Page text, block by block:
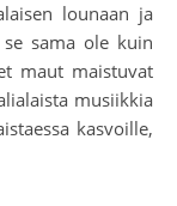
lounaan ja
sama ole kuin
maut maistuvat
musiikkia
kasvoille,